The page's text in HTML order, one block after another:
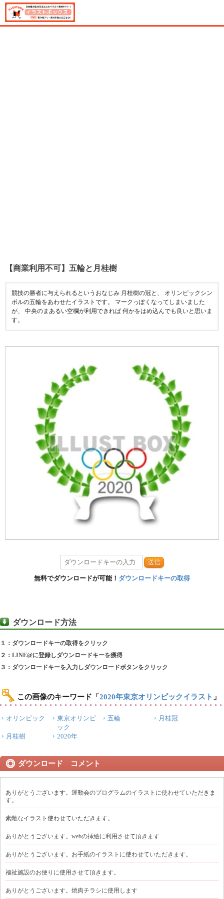
【商業利用不可】五輪と月桂樹
競技の勝者に与えられるというおなじみ 月桂樹の冠と、 オリンピックシン
ボルの五輪をあわせたイラストです。 マークっぽくなってしまいました
が、 中央のまあるい空欄が利用できれば 何かをはめ込んでも良いと思いま
す。
送信
無料でダウンロードが可能！ ダウンロードキーの取得
ダウンロード方法
１：ダウンロードキーの取得をクリック
２：LINE@に登録しダウンロードキーを獲得
３：ダウンロードキーを入力しダウンロードボタンをクリック
この画像のキーワード 「 2020年東京オリンピックイラスト 」
オリンピック
東京オリンピ
ック
五輪 月桂冠
月桂樹 2020年
ダウンロード コメント
ありがとうございます。運動会のプログラムのイラストに使わせていただきま
す。
素敵なイラスト使わせていただきます。
ありがとうございます。webの挿絵に利用させて頂きます
ありがとうございます。お手紙のイラストに使わせていただきます。
福祉施設のお便りに使用させて頂きます。
ありがとうございます。焼肉チラシに使用します